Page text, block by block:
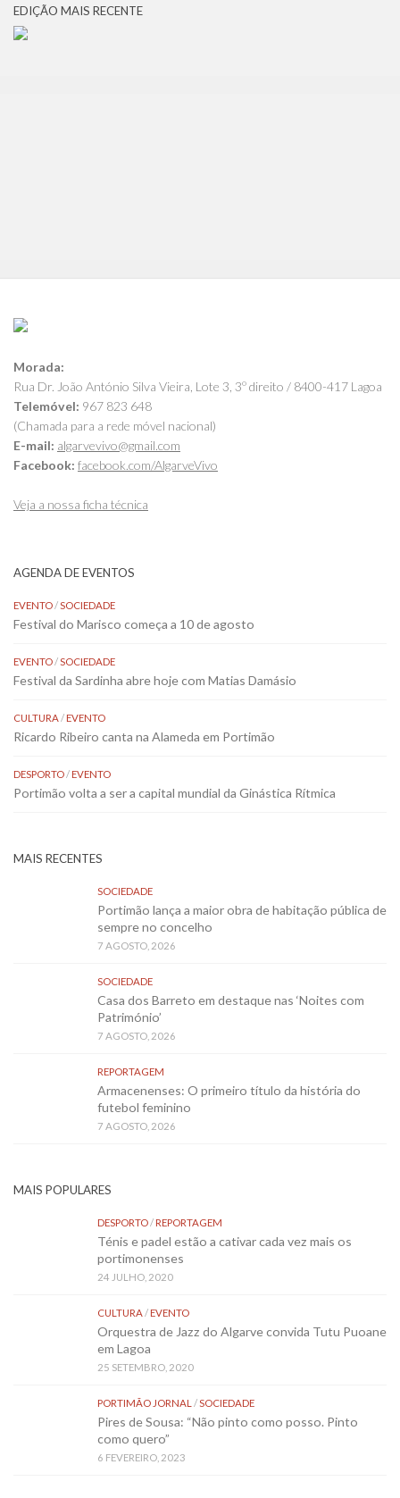
EDIÇÃO MAIS RECENTE
Morada:
Rua Dr. João António Silva Vieira, Lote 3, 3º direito / 8400-417 Lagoa
Telemóvel: 967 823 648
(Chamada para a rede móvel nacional)
E-mail: algarvevivo@gmail.com
Facebook: facebook.com/AlgarveVivo
Veja a nossa ficha técnica
AGENDA DE EVENTOS
EVENTO/SOCIEDADE
Festival do Marisco começa a 10 de agosto
EVENTO/SOCIEDADE
Festival da Sardinha abre hoje com Matias Damásio
CULTURA/EVENTO
Ricardo Ribeiro canta na Alameda em Portimão
DESPORTO/EVENTO
Portimão volta a ser a capital mundial da Ginástica Rítmica
MAIS RECENTES
SOCIEDADE
Portimão lança a maior obra de habitação pública de
sempre no concelho
7 AGOSTO, 2026
SOCIEDADE
Casa dos Barreto em destaque nas ‘Noites com
Património’
7 AGOSTO, 2026
REPORTAGEM
Armacenenses: O primeiro título da história do
futebol feminino
7 AGOSTO, 2026
MAIS POPULARES
DESPORTO/REPORTAGEM
Ténis e padel estão a cativar cada vez mais os
portimonenses
24 JULHO, 2020
CULTURA/EVENTO
Orquestra de Jazz do Algarve convida Tutu Puoane
em Lagoa
25 SETEMBRO, 2020
PORTIMÃO JORNAL /SOCIEDADE
Pires de Sousa: “Não pinto como posso. Pinto
como quero”
6 FEVEREIRO, 2023